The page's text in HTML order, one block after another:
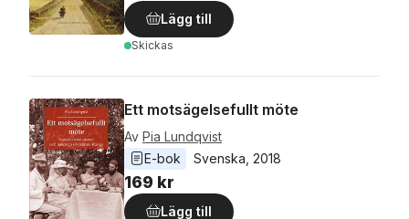
Lägg till
Skickas
Ett motsägelsefullt möte
Av Pia Lundqvist
E-bok
Svenska 2018
169 kr
Lägg till